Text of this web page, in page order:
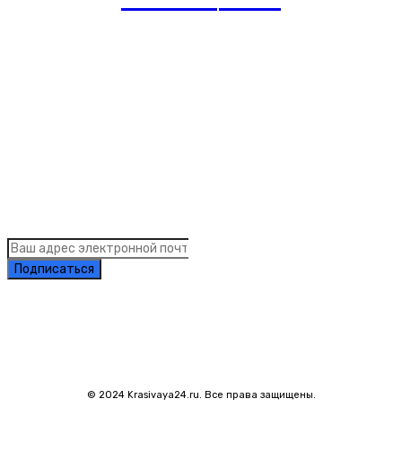
Подписаться
© 2024 Krasivaya24.ru. Все права защищены.